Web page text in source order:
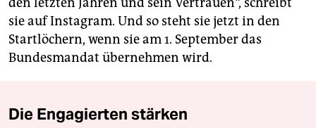
den letzten Jahren und sein Vertrauen“, schreibt
sie auf Instagram. Und so steht sie jetzt in den
Startlöchern, wenn sie am 1. September das
Bundesmandat übernehmen wird.
Die Engagierten stärken